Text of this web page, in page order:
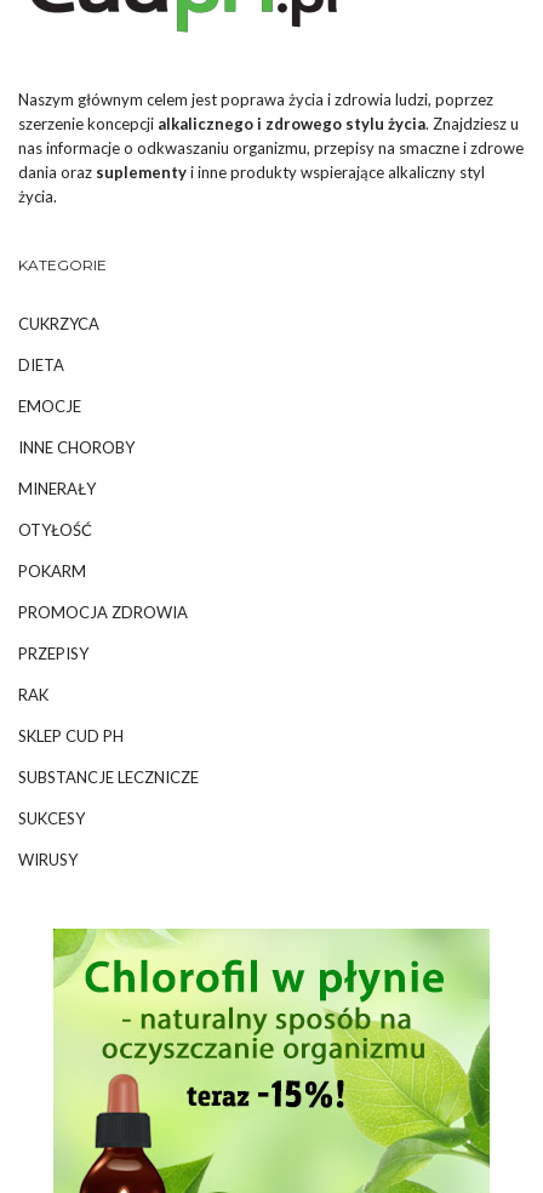
Naszym głównym celem jest poprawa życia i zdrowia ludzi, poprzez
szerzenie koncepcji alkalicznego i zdrowego stylu życia. Znajdziesz u
nas informacje o odkwaszaniu organizmu, przepisy na smaczne i zdrowe
dania oraz suplementyi inne produkty wspierające alkaliczny styl
życia.
KATEGORIE
CUKRZYCA
DIETA
EMOCJE
INNE CHOROBY
MINERAŁY
OTYŁOŚĆ
POKARM
PROMOCJA ZDROWIA
PRZEPISY
RAK
SKLEP CUD PH
SUBSTANCJE LECZNICZE
SUKCESY
WIRUSY